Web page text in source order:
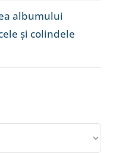
albumului
și colindele